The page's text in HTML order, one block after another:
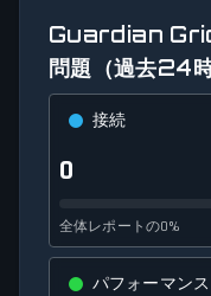
Guardian
問題（過去24時
接続
0
全体レポートの0%
パフォーマンス